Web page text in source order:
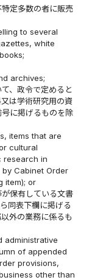
定多数の者に販売
to several
white
archives;
、政令で定めると
は学術研究用の資
に掲げるものを除
items that are
cultural
research in
Cabinet Order
item); or
保有している文書
同表下欄に掲げる
外の業務に係るも
administrative
of appended
provisions,
other than